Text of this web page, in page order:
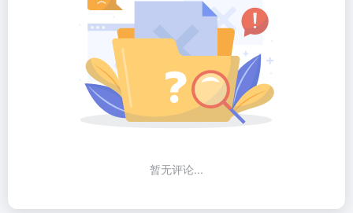
暂无评论...